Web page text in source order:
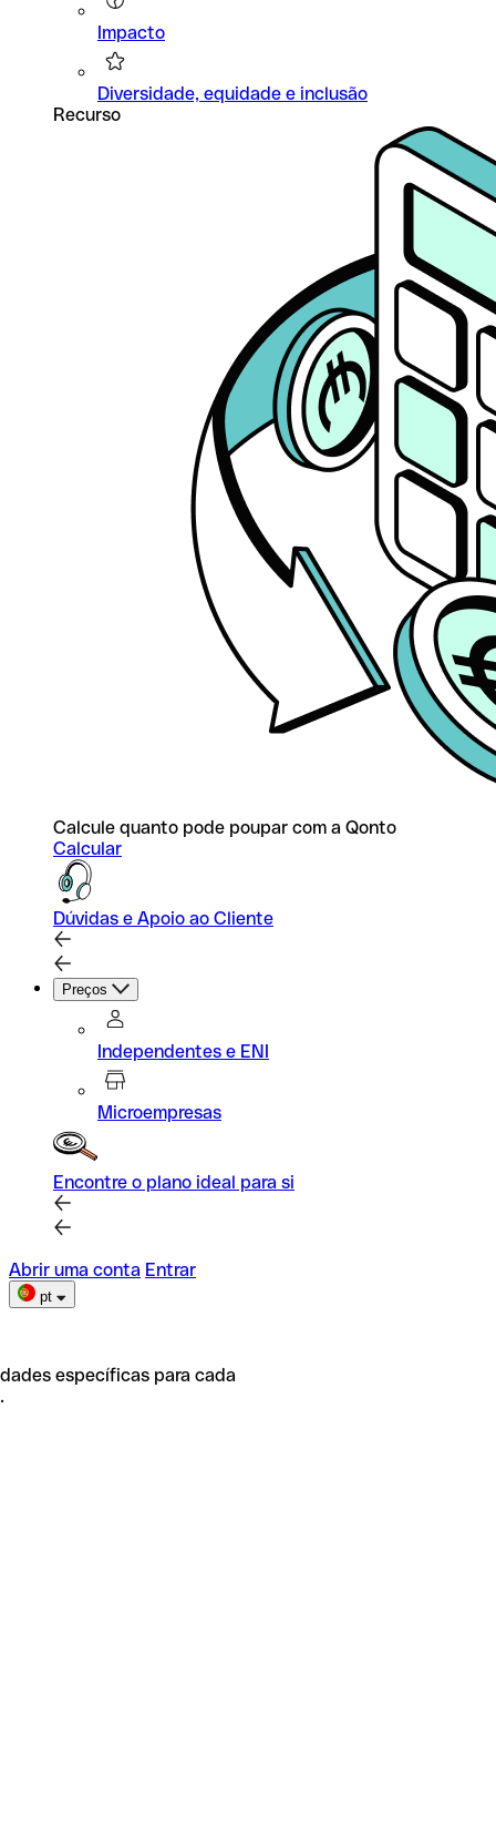
Impacto
Diversidade, equidade e inclusão
Recurso
Calcule quanto pode poupar com a Qonto
Calcular
Dúvidas e Apoio ao Cliente
Preços
Independentes e ENI
Microempresas
Encontre o plano ideal para si
Abrir uma conta Entrar
pt
específicas para cada